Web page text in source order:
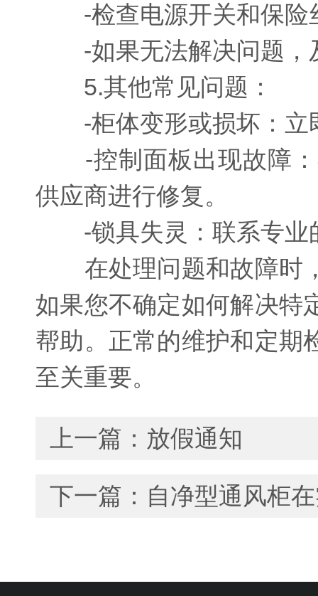
-检查电源开关和保险
-如果无法解决问题，
5.其他常见问题：
-柜体变形或损坏：立
-控制面板出现故障：
供应商进行修复。
-锁具失灵：联系专业
在处理问题和故障时，
如果您不确定如何解决特
帮助。正常的维护和定期
至关重要。
上一篇： 放假通知
下一篇： 自净型通风柜